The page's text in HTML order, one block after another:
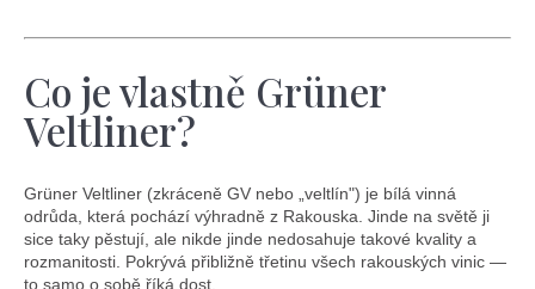
Co je vlastně Grüner
Veltliner?
Grüner Veltliner (zkráceně GV nebo „veltlín") je bílá vinná
odrůda, která pochází výhradně z Rakouska. Jinde na světě ji
sice taky pěstují, ale nikde jinde nedosahuje takové kvality a
rozmanitosti. Pokrývá přibližně třetinu všech rakouských vinic —
to samo o sobě říká dost.
ř
e
b
j
e